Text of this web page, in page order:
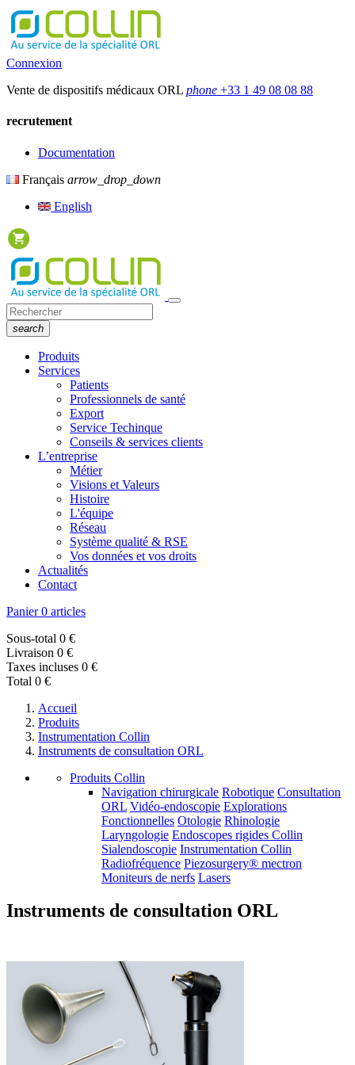
Connexion
Vente de dispositifs médicaux ORL phone +33 1 49 08 08 88
recrutement
Documentation
Français arrow_drop_down
English
search
Produits
Services
Patients
Professionnels de santé
Export
Service Techinque
Conseils & services clients
L’entreprise
Métier
Visions et Valeurs
Histoire
L'équipe
Réseau
Système qualité & RSE
Vos données et vos droits
Actualités
Contact
Panier 0 articles
Sous-total 0 €
Livraison 0 €
Taxes incluses 0 €
Total 0 €
Accueil
Produits
Instrumentation Collin
Instruments de consultation ORL
Produits Collin
Navigation chirurgicale Robotique Consultation
ORL Vidéo-endoscopie Explorations
Fonctionnelles Otologie Rhinologie
Laryngologie Endoscopes rigides Collin
Sialendoscopie Instrumentation Collin
Radiofréquence Piezosurgery® mectron
Moniteurs de nerfs Lasers
Instruments de consultation ORL